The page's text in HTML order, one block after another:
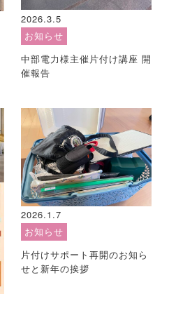
2026.3.5
お知らせ
中部電力様主催片付け講座 開
催報告
2026.1.7
お知らせ
片付けサポート再開のお知ら
せと新年の挨拶